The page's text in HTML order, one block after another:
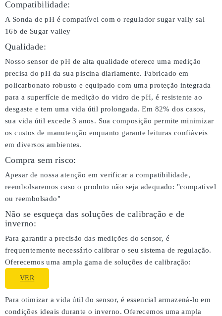
Compatibilidade:
A Sonda de pH é compatível com o regulador sugar vally sal
16b de Sugar valley
Qualidade:
Nosso sensor de pH de alta qualidade oferece uma medição
precisa do pH da sua piscina diariamente. Fabricado em
policarbonato robusto e equipado com uma proteção integrada
para a superfície de medição do vidro de pH, é resistente ao
desgaste e tem uma vida útil prolongada. Em 82% dos casos,
sua vida útil excede 3 anos. Sua composição permite minimizar
os custos de manutenção enquanto garante leituras confiáveis
em diversos ambientes.
Compra sem risco:
Apesar de nossa atenção em verificar a compatibilidade,
reembolsaremos caso o produto não seja adequado: "compatível
ou reembolsado"
Não se esqueça das soluções de calibração e de
inverno:
Para garantir a precisão das medições do sensor, é
frequentemente necessário calibrar o seu sistema de regulação.
Oferecemos uma ampla gama de soluções de calibração:
VER
Para otimizar a vida útil do sensor, é essencial armazená-lo em
condições ideais durante o inverno. Oferecemos uma ampla